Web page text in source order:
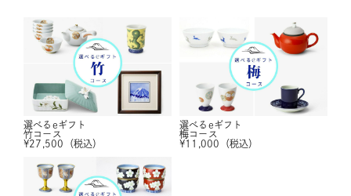
選べるeギフト
竹コース
¥27,500 （税込）
選べるeギフト
梅コース
¥11,000 （税込）